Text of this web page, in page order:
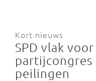
Kort nieuws
SPD vlak
peilingen